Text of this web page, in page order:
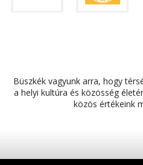
Büszkék vagyunk arra, hogy
a helyi kultúra és közösség
közös értékeink